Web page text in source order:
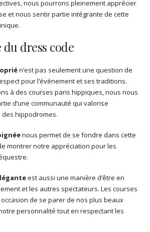
nous pourrons pleinement apprécier
et nous sentir partie intégrante de cette
du dress code
n’est pas seulement une question de
pour l’événement et ses traditions.
à des courses paris hippiques, nous nous
d’une communauté qui valorise
des hippodromes.
nous permet de se fondre dans cette
montrer notre appréciation pour les
est aussi une manière d’être en
et les autres spectateurs. Les courses
de se parer de nos plus beaux
personnalité tout en respectant les